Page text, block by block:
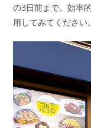
の3日前まで。効率
用してみてください。